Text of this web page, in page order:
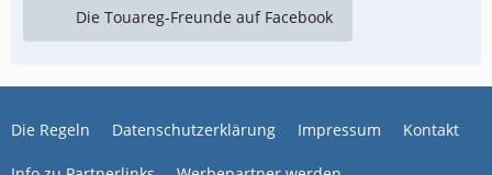
Die Touareg-Freunde auf Facebook
Die Regeln Datenschutzerklärung Impressum Kontakt